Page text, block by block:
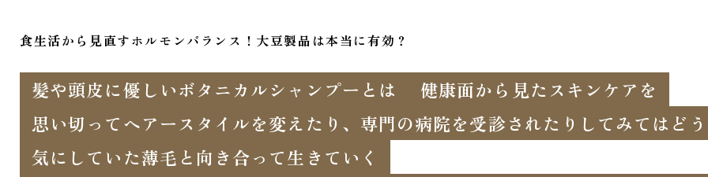
食生活から見直すホルモンバランス！大豆製品は本当に有効？
髪や頭皮に優しいボタニカルシャンプーとは
健康面から見たスキンケアを
思い切ってヘアースタイルを変えたり、専門の病院を受診されたりしてみてはど
気にしていた薄毛と向き合って生きていく